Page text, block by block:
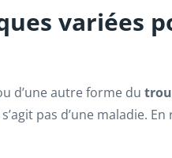
variées
d’une autre forme du
pas d’une maladie.